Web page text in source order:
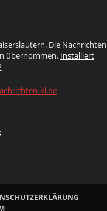
Die Nachrichten
übernommen. Installiert
kl.de